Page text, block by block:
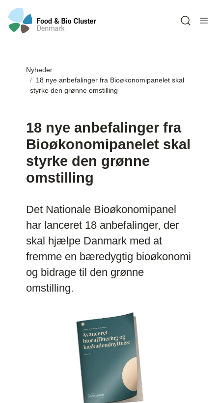
Nyheder
18 nye anbefalinger fra Bioøkonomipanelet skal
styrke den grønne omstilling
18 nye anbefalinger fra
Bioøkonomipanelet skal
styrke den grønne
omstilling
Det Nationale Bioøkonomipanel
har lanceret 18 anbefalinger, der
skal hjælpe Danmark med at
fremme en bæredygtig bioøkonomi
og bidrage til den grønne
omstilling.